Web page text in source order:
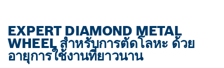
EXPERT DIAMOND METAL
WHEEL สำหรับการตัดโลหะ ด้วย
อายุการใช้งานที่ยาวนาน